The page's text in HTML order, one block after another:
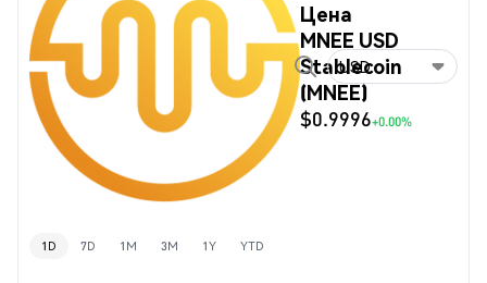
Цена
MNEE USD
Stablecoin
(MNEE)
$0.9996+0.00%
USD
1D 7D 1M 3M 1Y YTD